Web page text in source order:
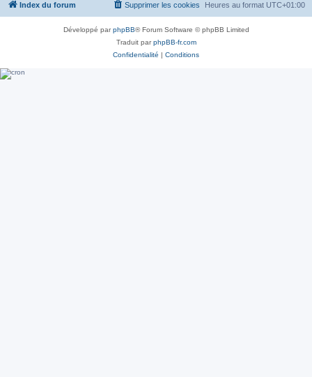
Index du forum Heures au format UTC+01:00
Supprimer les cookies
Développé parphpBB® Forum Software © phpBB Limited
Traduit parphpBB-fr.com
Confidentialité | Conditions